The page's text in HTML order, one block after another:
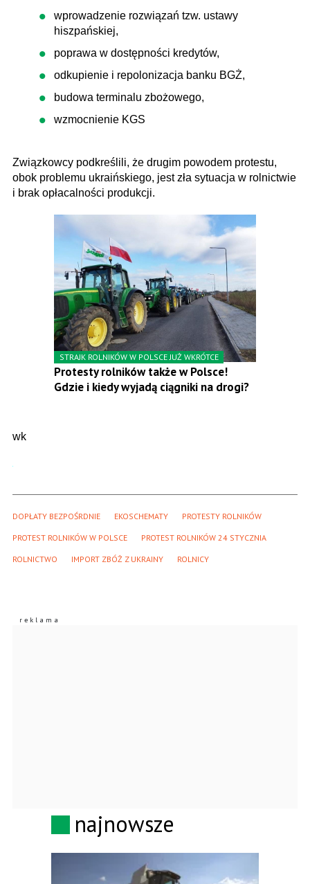
wprowadzenie rozwiązań tzw. ustawy
hiszpańskiej,
poprawa w dostępności kredytów,
odkupienie i repolonizacja banku BGŻ,
budowa terminalu zbożowego,
wzmocnienie KGS
Związkowcy podkreślili, że drugim powodem protestu,
obok problemu ukraińskiego, jest zła sytuacja w rolnictwie
i brak opłacalności produkcji.
STRAJK ROLNIKÓW W POLSCE JUŻ WKRÓTCE
Protesty rolników także w Polsce!
Gdzie i kiedy wyjadą ciągniki na drogi?
wk
DOPŁATY BEZPOŚRDNIE EKOSCHEMATY PROTESTY ROLNIKÓW
PROTEST ROLNIKÓW W POLSCE PROTEST ROLNIKÓW 24 STYCZNIA
ROLNICTWO IMPORT ZBÓŻ Z UKRAINY ROLNICY
najnowsze